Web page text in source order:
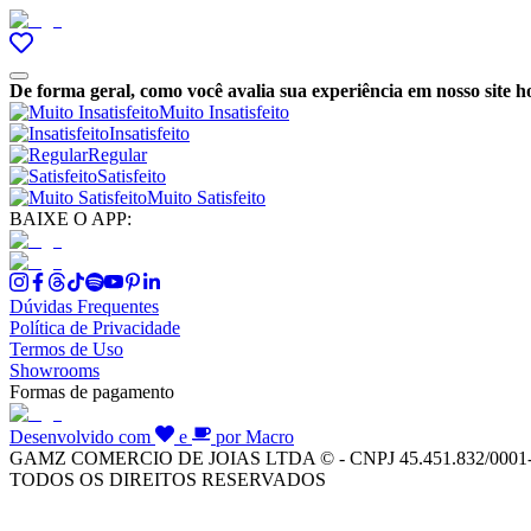
De forma geral, como você avalia sua experiência em nosso site
Muito Insatisfeito
Insatisfeito
Regular
Satisfeito
Muito Satisfeito
BAIXE O APP:
Dúvidas Frequentes
Política de Privacidade
Termos de Uso
Showrooms
Formas de pagamento
Desenvolvido com e
por Macro
GAMZ COMERCIO DE JOIAS LTDA © - CNPJ 45.451.832/
TODOS OS DIREITOS RESERVADOS